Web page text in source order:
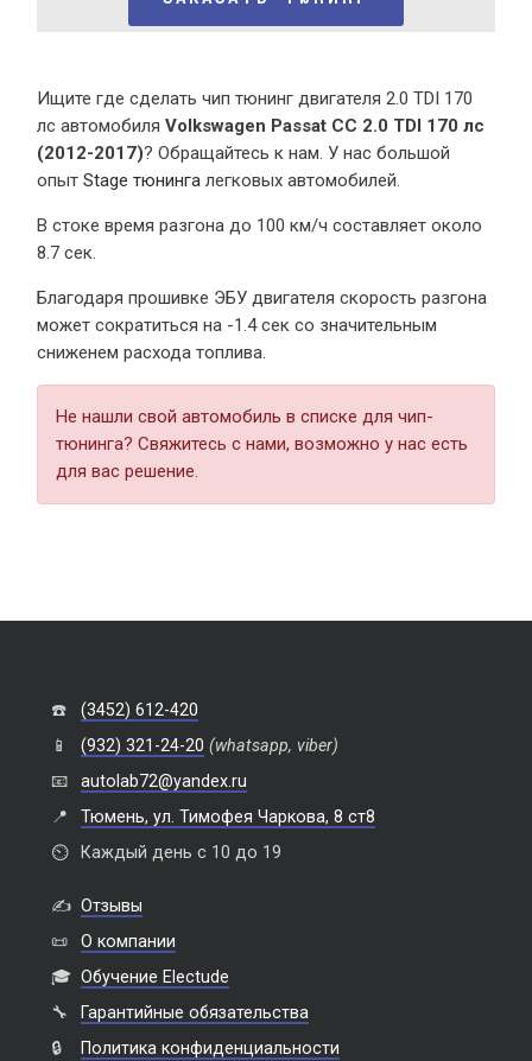
Ищите где сделать чип тюнинг двигателя 2.0 TDI 170
лс автомобиляVolkswagen Passat CC 2.0 TDI 170 лс
(2012-2017)? Обращайтесь к нам. У нас большой
опытStage тюнинга легковых автомобилей.
В стоке время разгонадо 100 км/ч составляет около
8.7 сек.
Благодаря прошивке ЭБУ двигателя скорость разгона
может сократиться на -1.4 сек со значительным
сниженем расхода топлива.
Не нашли свой автомобиль в списке для чип-
тюнинга? Свяжитесь с нами, возможно у нас есть
для вас решение.
☎️
(3452) 612-420
📱
(932) 321-24-20 (whatsapp, viber)
📧
autolab72@yandex.ru
📍
Тюмень, ул. Тимофея Чаркова, 8 ст8
⏲️
Каждый день с 10 до 19
✍️ Отзывы
📜
О компании
🎓 Обучение Electude
🔧
Гарантийные обязательства
🔒
Политика конфиденциальности